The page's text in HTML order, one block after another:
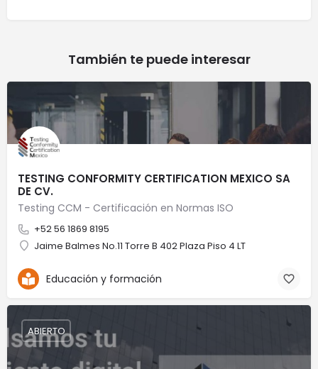
También te puede interesar
TESTING CONFORMITY CERTIFICATION MEXICO SA
DE CV.
Testing CCM - Certificación en Normas ISO
+52 56 1869 8195
Jaime Balmes No.11 Torre B 402 Plaza Piso 4 LT
Educación y formación
ABIERTO